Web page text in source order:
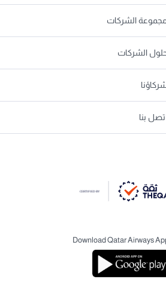
الشركات
الشركات
بنا
Download Qatar Airways